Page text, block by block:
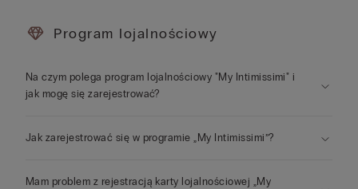
Program lojalnościowy
Na czym polega program lojalnościowy "My Intimissimi" i
jak mogę się zarejestrować?
Jak zarejestrować się w programie „My Intimissimi”?
Mam problem z rejestracją karty lojalnościowej „My